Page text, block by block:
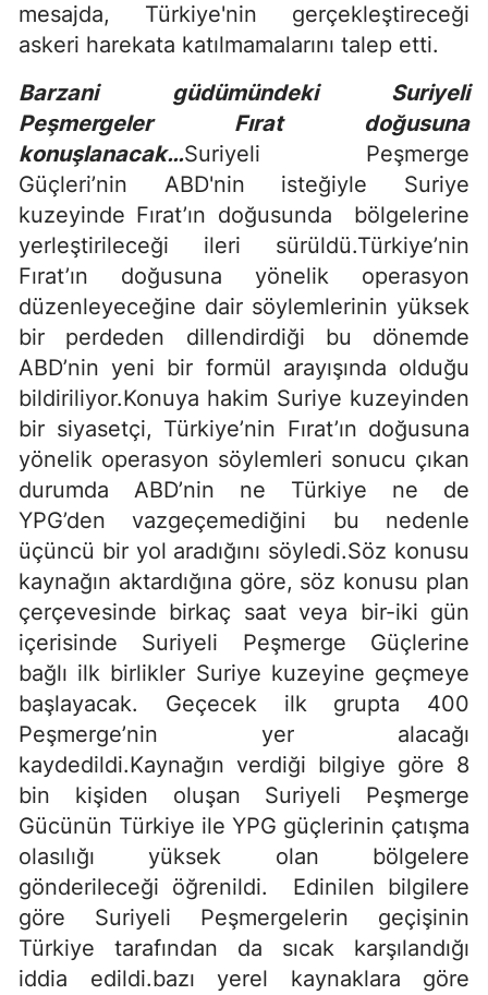
mesajda, Türkiye'nin gerçekleştireceği
askeri harekata katılmamalarını talep etti.
Barzani güdümündeki Suriyeli
Peşmergeler Fırat doğusuna
konuşlanacak…Suriyeli Peşmerge
Güçleri’nin ABD'nin isteğiyle Suriye
kuzeyinde Fırat’ın doğusunda bölgelerine
yerleştirileceği ileri sürüldü.Türkiye’nin
Fırat’ın doğusuna yönelik operasyon
düzenleyeceğine dair söylemlerinin yüksek
bir perdeden dillendirdiği bu dönemde
ABD’nin yeni bir formül arayışında olduğu
bildiriliyor.Konuya hakim Suriye kuzeyinden
bir siyasetçi, Türkiye’nin Fırat’ın doğusuna
yönelik operasyon söylemleri sonucu çıkan
durumda ABD’nin ne Türkiye ne de
YPG’den vazgeçemediğini bu nedenle
üçüncü bir yol aradığını söyledi.Söz konusu
kaynağın aktardığına göre, söz konusu plan
çerçevesinde birkaç saat veya bir-iki gün
içerisinde Suriyeli Peşmerge Güçlerine
bağlı ilk birlikler Suriye kuzeyine geçmeye
başlayacak. Geçecek ilk grupta 400
Peşmerge’nin yer alacağı
kaydedildi.Kaynağın verdiği bilgiye göre 8
bin kişiden oluşan Suriyeli Peşmerge
Gücünün Türkiye ile YPG güçlerinin çatışma
olasılığı yüksek olan bölgelere
gönderileceği öğrenildi. Edinilen bilgilere
göre Suriyeli Peşmergelerin geçişinin
Türkiye tarafından da sıcak karşılandığı
iddia edildi.bazı yerel kaynaklara göre